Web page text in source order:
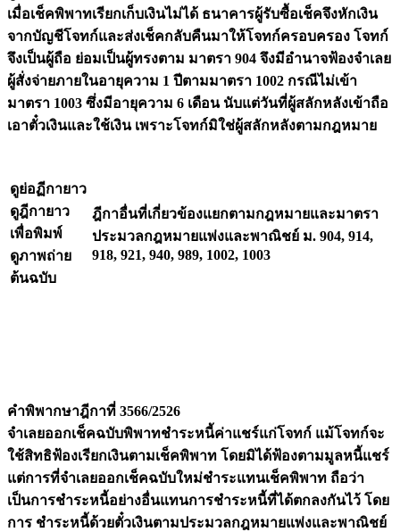
เมื่อเช็คพิพาทเรียกเก็บเงินไม่ได้ ธนาคารผู้รับซื้อเช็คจึงหักเงิน
จากบัญชีโจทก์และส่งเช็คกลับคืนมาให้โจทก์ครอบครอง โจทก์
จึงเป็นผู้ถือ ย่อมเป็นผู้ทรงตาม มาตรา 904 จึงมีอำนาจฟ้องจำเลย
ผู้สั่งจ่ายภายในอายุความ 1 ปีตามมาตรา 1002 กรณีไม่เข้า
มาตรา 1003 ซึ่งมีอายุความ 6 เดือน นับแต่วันที่ผู้สลักหลังเข้าถือ
เอาตั๋วเงินและใช้เงิน เพราะโจทก์มิใช่ผู้สลักหลังตามกฎหมาย
ดูย่อฏีกายาว
ดูฎีกายาว
เพื่อพิมพ์
ดูภาพถ่าย
ต้นฉบับ
ฎีกาอื่นที่เกี่ยวข้องแยกตามกฎหมายและมาตรา
ประมวลกฎหมายแพ่งและพาณิชย์ ม. 904, 914,
918, 921, 940, 989, 1002, 1003
คำพิพากษาฎีกาที่ 3566/2526
จำเลยออกเช็คฉบับพิพาทชำระหนี้ค่าแชร์แก่โจทก์ แม้โจทก์จะ
ใช้สิทธิฟ้องเรียกเงินตามเช็คพิพาท โดยมิได้ฟ้องตามมูลหนี้แชร์
แต่การที่จำเลยออกเช็คฉบับใหม่ชำระแทนเช็คพิพาท ถือว่า
เป็นการชำระหนี้อย่างอื่นแทนการชำระหนี้ที่ได้ตกลงกันไว้ โดย
การ ชำระหนี้ด้วยตั๋วเงินตามประมวลกฎหมายแพ่งและพาณิชย์